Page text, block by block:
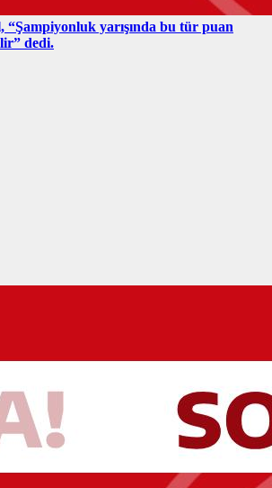
“Şampiyonluk yarışında bu tür puan
dedi.